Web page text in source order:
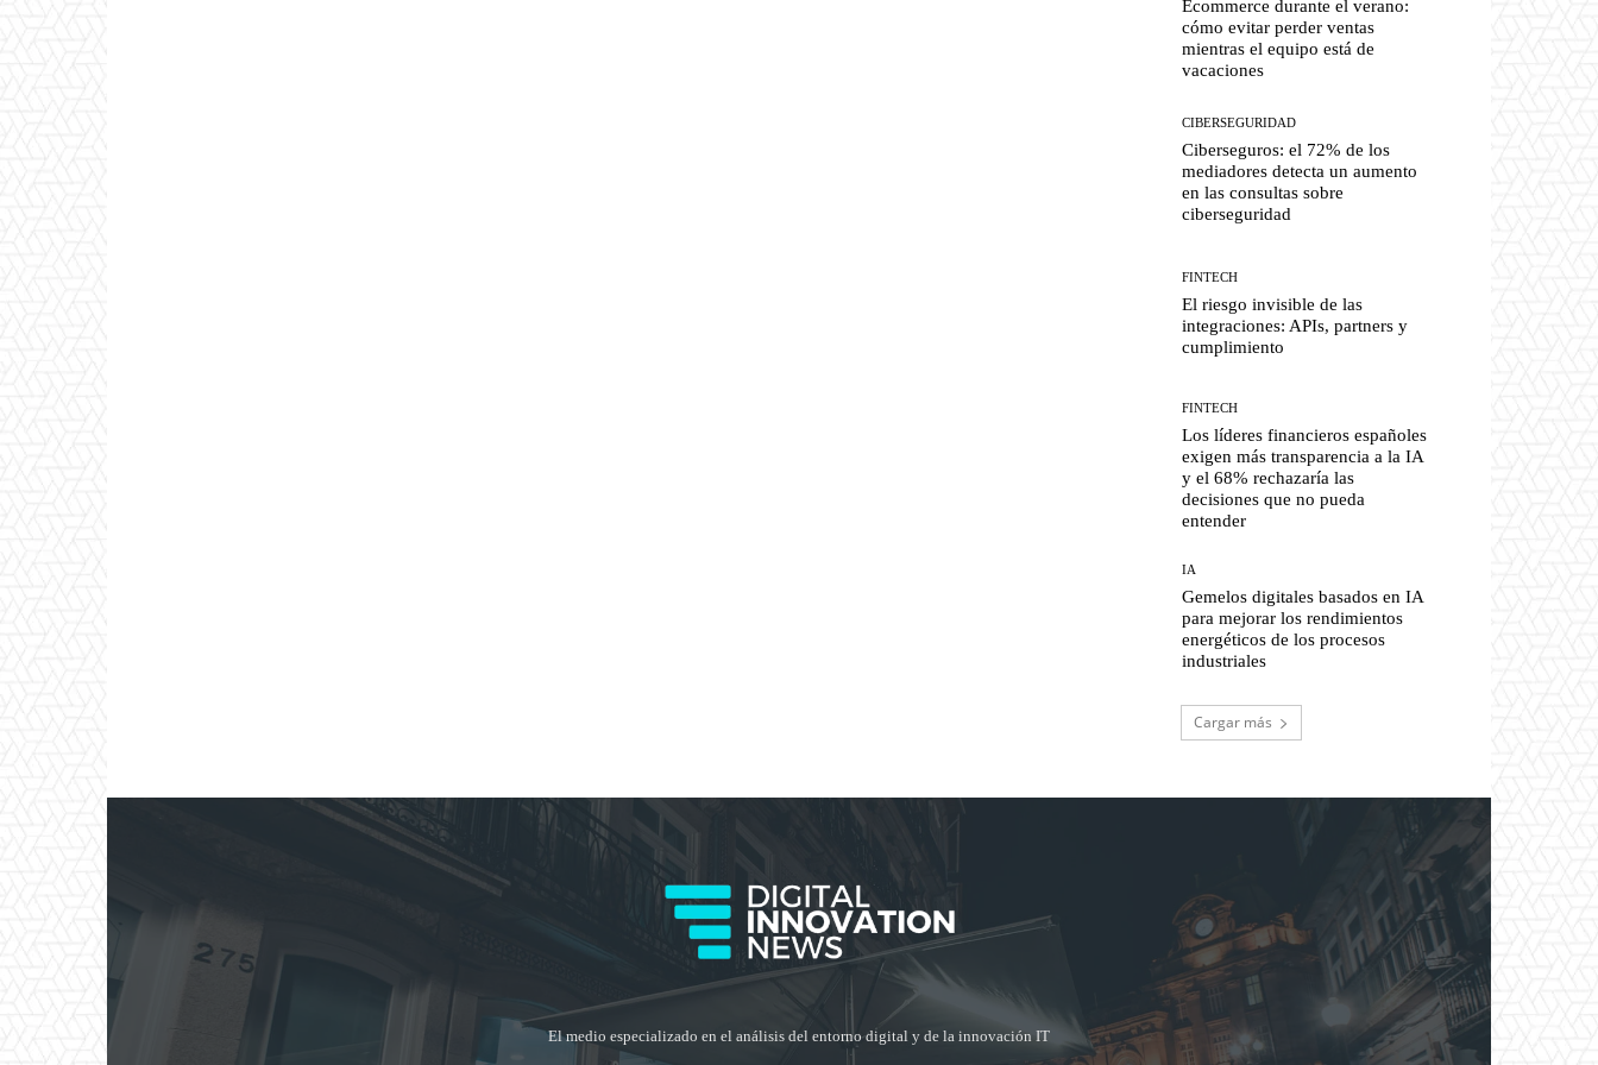
Ecommerce durante el verano:
cómo evitar perder ventas
mientras el equipo está de
vacaciones
CIBERSEGURIDAD
Ciberseguros: el 72% de los
mediadores detecta un aumento
en las consultas sobre
ciberseguridad
FINTECH
El riesgo invisible de las
integraciones: APIs, partners y
cumplimiento
FINTECH
Los líderes financieros españoles
exigen más transparencia a la IA
y el 68% rechazaría las
decisiones que no pueda
entender
IA
Gemelos digitales basados en IA
para mejorar los rendimientos
energéticos de los procesos
industriales
Cargar más
El medio especializado en el análisis del entorno digital y de la innovación IT